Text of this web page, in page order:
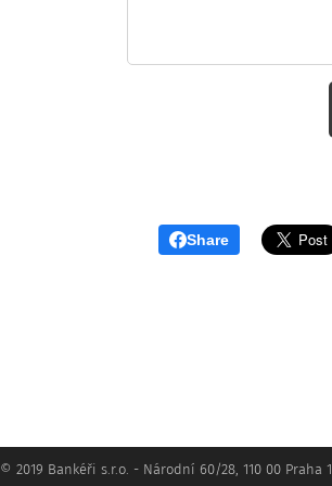
Share
© 2019 Bankéři s.r.o. - Národní 60/28, 110 00 Praha 1